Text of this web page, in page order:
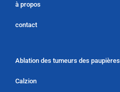
à propos
contact
Ablation des tumeurs des paupières
Calzion